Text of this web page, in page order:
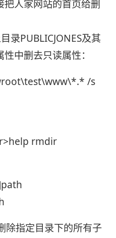
把人家网站的首页给删
录PUBLICJONES及其
中删去只读属性：
/s
rmdir
除指定目录下的所有子